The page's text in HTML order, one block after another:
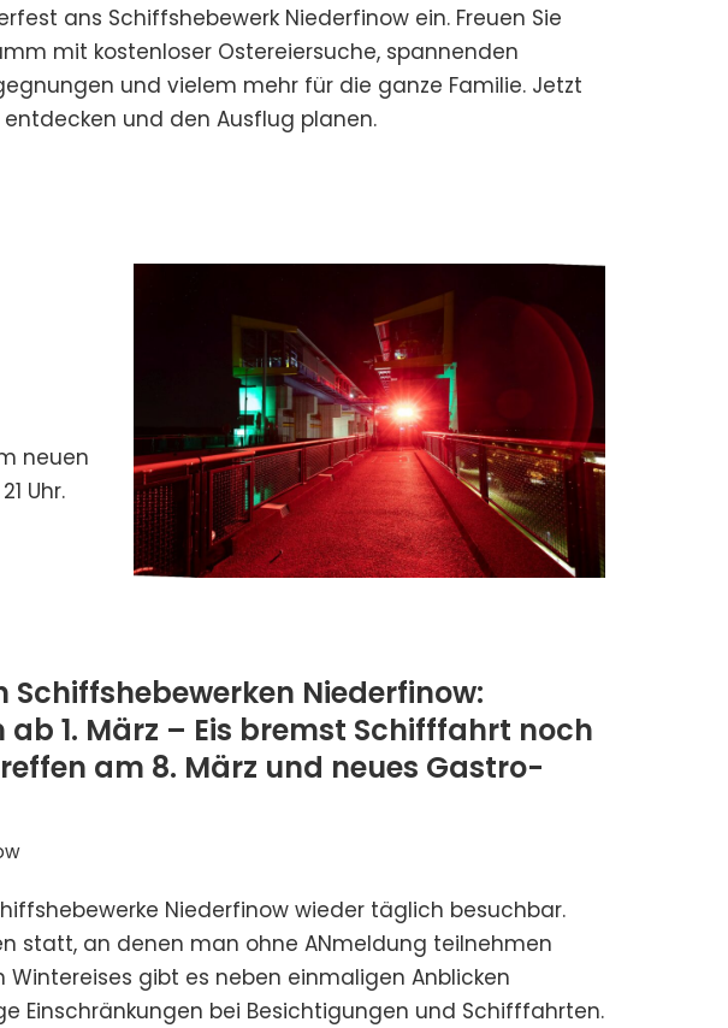
ans Schiffshebewerk Niederfinow ein. Freuen Sie
mit kostenloser Ostereiersuche, spannenden
und vielem mehr für die ganze Familie. Jetzt
und den Ausflug planen.
neuen
Uhr.
Niederfinow:
1. März – Eis bremst Schifffahrt noch
am 8. März und neues Gastro-
Niederfinow wieder täglich besuchbar.
statt, an denen man ohne ANmeldung teilnehmen
Wintereises gibt es neben einmaligen Anblicken
Einschränkungen bei Besichtigungen und Schifffahrten.